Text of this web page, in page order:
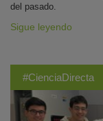
del pasado.
Sigue leyendo
#CienciaDirecta